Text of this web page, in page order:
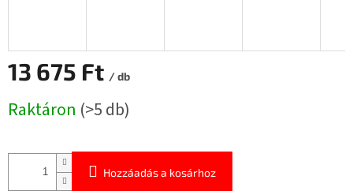
13 675 Ft / db
Raktáron (>5 db)
Hozzáadás a kosárhoz